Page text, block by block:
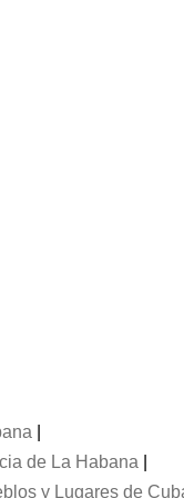
de La Habana
y Lugares de